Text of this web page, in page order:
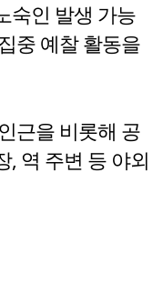
숙인 발생 가능
중 예찰 활동을
근을 비롯해 공
, 역 주변 등 야외